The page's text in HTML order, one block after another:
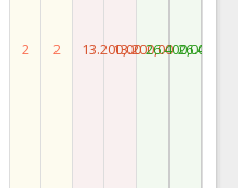
2 2 13.200,0013.200,0026.400,00